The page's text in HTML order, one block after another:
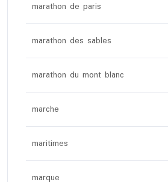
marathon de paris
marathon des sables
marathon du mont blanc
marche
maritimes
marque